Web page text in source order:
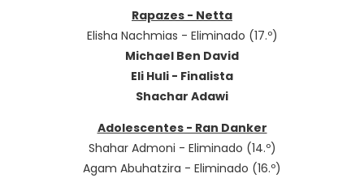
Rapazes - Netta
Elisha Nachmias - Eliminado (17.º)
Michael Ben David
Eli Huli - Finalista
Shachar Adawi
Adolescentes - Ran Danker
Shahar Admoni - Eliminado (14.º)
Agam Abuhatzira - Eliminado (16.º)